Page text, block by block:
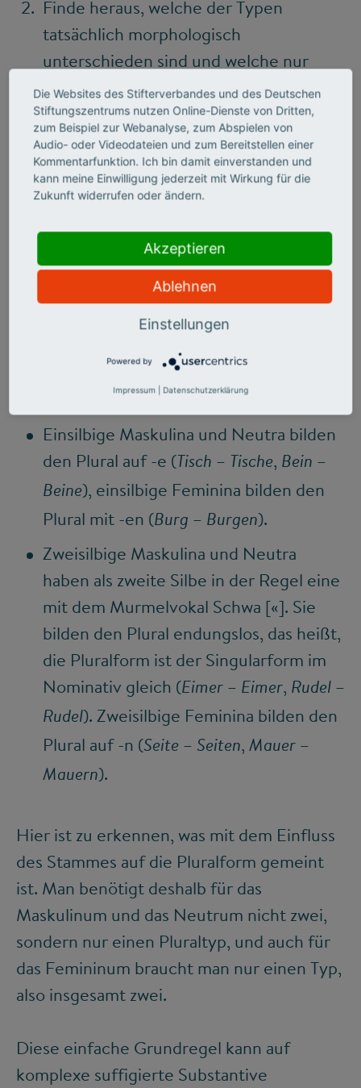
Finde heraus, welche der Typen
tatsächlich morphologisch
unterschieden sind und welche nur
lautlich in dem Sinn, dass die Form des
Stammes entscheidet, wie eine
Pluralform aussieht.
Der Plural wird im Deutschen nach dem
Genus gebildet. Wir setzen das
grammatische Geschlecht des Substantivs
voraus. Für morphologisch einfache
Substantive lautet die Grundregel dann
Einsilbige Maskulina und Neutra bilden
den Plural auf -e (Tisch – Tische, Bein –
Beine), einsilbige Feminina bilden den
Plural mit -en (Burg – Burgen).
Zweisilbige Maskulina und Neutra
haben als zweite Silbe in der Regel eine
mit dem Murmelvokal Schwa [«]. Sie
bilden den Plural endungslos, das heißt,
die Pluralform ist der Singularform im
Nominativ gleich (Eimer – Eimer, Rudel –
Rudel). Zweisilbige Feminina bilden den
Plural auf -n (Seite – Seiten, Mauer –
Mauern).
Hier ist zu erkennen, was mit dem Einfluss
des Stammes auf die Pluralform gemeint
ist. Man benötigt deshalb für das
Maskulinum und das Neutrum nicht zwei,
sondern nur einen Pluraltyp, und auch für
das Femininum braucht man nur einen Typ,
also insgesamt zwei.
Diese einfache Grundregel kann auf
komplexe suffigierte Substantive
Die Websites des Stifterverbandes und des Deutschen
Stiftungszentrums nutzen Online-Dienste von Dritten,
zum Beispiel zur Webanalyse, zum Abspielen von
Audio- oder Videodateien und zum Bereitstellen einer
Kommentarfunktion. Ich bin damit einverstanden und
kann meine Einwilligung jederzeit mit Wirkung für die
Zukunft widerrufen oder ändern.
Akzeptieren
Ablehnen
Einstellungen
Powered by
Impressum Datenschutzerklärung